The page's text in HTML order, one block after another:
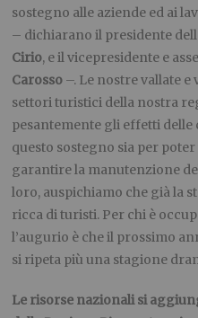
sostegno alle aziende ed ai
– dichiarano il presidente
Cirio, e il vicepresidente e
Carosso –. Le nostre vallate
settori turistici della nostra
pesantemente gli effetti
questo sostegno sia per
garantire la manutenzione
loro, auspichiamo che già la
ricca di turisti. Per chi è
l’augurio è che il prossimo
si ripeta più una stagione
Le risorse nazionali si